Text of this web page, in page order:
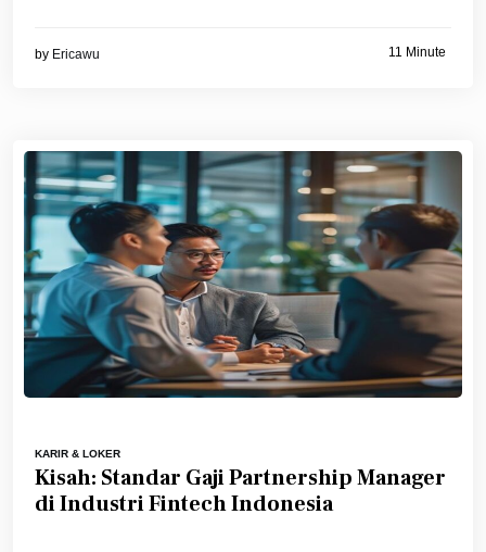
by Ericawu 11 Minute
KARIR & LOKER
Kisah: Standar Gaji Partnership Manager
di Industri Fintech Indonesia